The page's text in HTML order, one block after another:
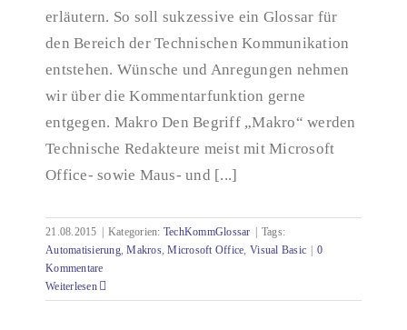
erläutern. So soll sukzessive ein Glossar für
den Bereich der Technischen Kommunikation
entstehen. Wünsche und Anregungen nehmen
wir über die Kommentarfunktion gerne
entgegen. Makro Den Begriff „Makro“ werden
Technische Redakteure meist mit Microsoft
Office- sowie Maus- und [...]
21.08.2015 Kategorien: TechKommGlossar
Tags:
Automatisierung,Makros,Microsoft Office, Visual Basic
0
Kommentare
Weiterlesen